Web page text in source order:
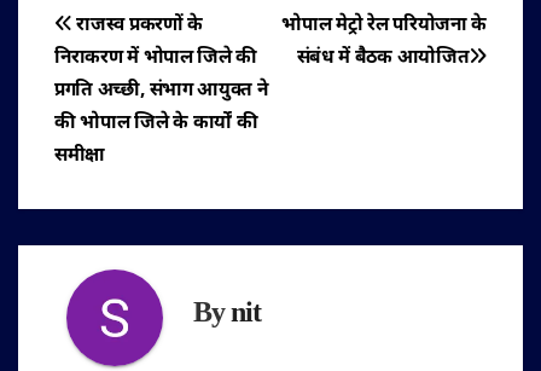
पोस्ट
नेविगेशन
भोपाल मेट्रो रेल परियोजना के
संबंध में बैठक आयोजित
राजस्व प्रकरणों के
निराकरण में भोपाल जिले की
प्रगति अच्छी, संभाग आयुक्त ने
की भोपाल जिले के कार्यों की
समीक्षा
Bynit